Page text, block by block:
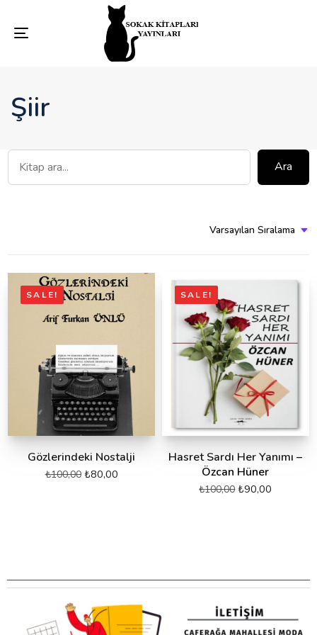
Toggle
Şiir
Varsayılan Sıralama
SALE!
Gözlerindeki Nostalji
₺100,00 ₺80,00
SALE!
Hasret Sardı Her Yanımı –
Özcan Hüner
₺100,00 ₺90,00
Ara